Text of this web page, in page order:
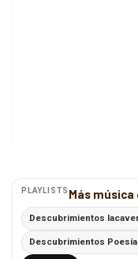
PLAYLISTS Más
Descubrimientos